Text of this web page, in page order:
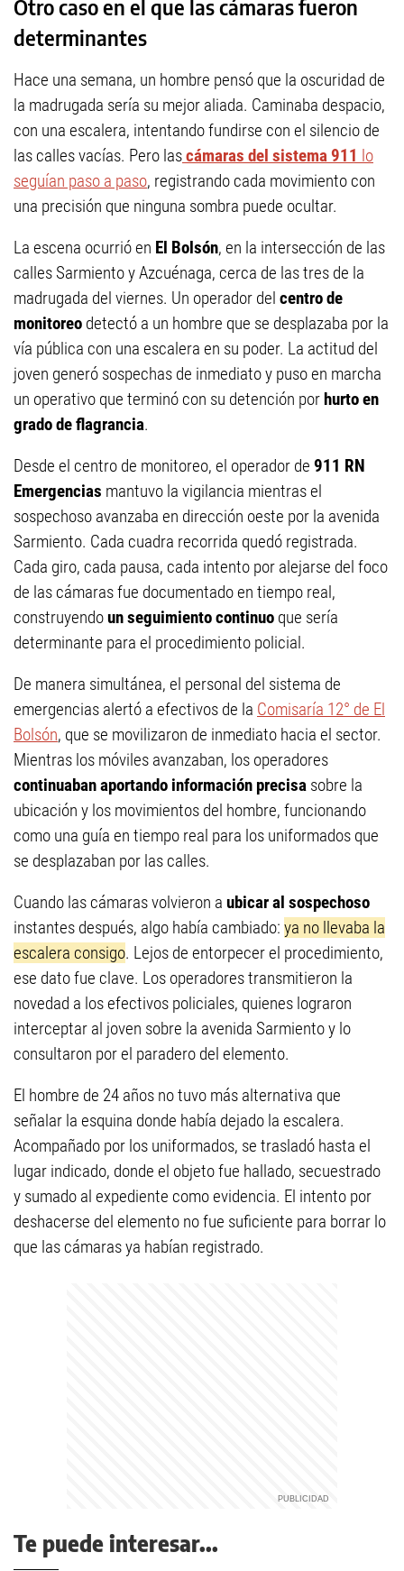
Otro caso en el que las cámaras fueron
determinantes
Hace una semana, un hombre pensó que la oscuridad de
la madrugada sería su mejor aliada. Caminaba despacio,
con una escalera, intentando fundirse con el silencio de
las calles vacías. Pero lascámaras del sistema 911 lo
seguían paso a paso, registrando cada movimiento con
una precisión que ninguna sombra puede ocultar.
La escena ocurrió en El Bolsón, en la intersección de las
calles Sarmiento y Azcuénaga, cerca de las tres de la
madrugada del viernes. Un operador del centro de
monitoreo detectó a un hombre que se desplazaba por la
vía pública con una escalera en su poder. La actitud del
joven generó sospechas de inmediato y puso en marcha
un operativo que terminó con su detención porhurto en
grado de flagrancia.
Desde el centro de monitoreo, el operador de 911 RN
Emergencias mantuvo la vigilancia mientras el
sospechoso avanzaba en dirección oeste por la avenida
Sarmiento. Cada cuadra recorrida quedó registrada.
Cada giro, cada pausa, cada intento por alejarse del foco
de las cámaras fue documentado en tiempo real,
construyendoun seguimiento continuo que sería
determinante para el procedimiento policial.
De manera simultánea, el personal del sistema de
emergencias alertó a efectivos de la Comisaría 12° de El
Bolsón, que se movilizaron de inmediato hacia el sector.
Mientras los móviles avanzaban, los operadores
continuaban aportando información precisa sobre la
ubicación y los movimientos del hombre, funcionando
como una guía en tiempo real para los uniformados que
se desplazaban por las calles.
Cuando las cámaras volvieron a ubicar al sospechoso
instantes después, algo había cambiado: ya no llevaba la
escalera consigo. Lejos de entorpecer el procedimiento,
ese dato fue clave. Los operadores transmitieron la
novedad a los efectivos policiales, quienes lograron
interceptar al joven sobre la avenida Sarmiento y lo
consultaron por el paradero del elemento.
El hombre de 24 años no tuvo más alternativa que
señalar la esquina donde había dejado la escalera.
Acompañado por los uniformados, se trasladó hasta el
lugar indicado, donde el objeto fue hallado, secuestrado
y sumado al expediente como evidencia. El intento por
deshacerse del elemento no fue suficiente para borrar lo
que las cámaras ya habían registrado.
Te puede interesar...